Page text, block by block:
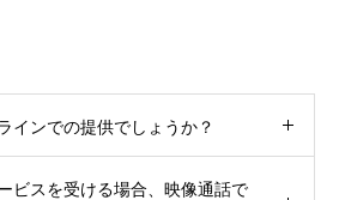
インでの提供でしょうか？
ビスを受ける場合、映像通話で